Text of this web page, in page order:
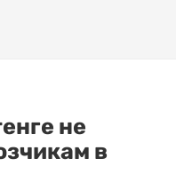
не
в